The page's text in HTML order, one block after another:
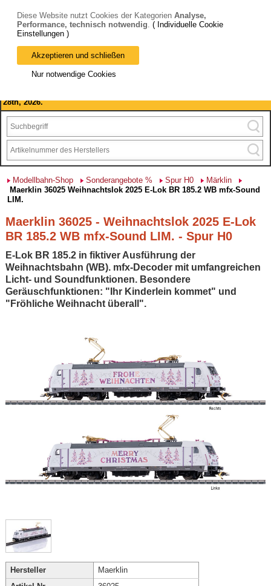
Bitte beachten Sie: wir machen Betriebsferien, vom 03. bis 28.
August 2026 haben wir geschlossen.
28th, 2026.
Modellbahn-Shop Sonderangebote % Spur H0
Märklin
Maerklin 36025 Weihnachtslok 2025 E-Lok BR 185.2 WB mfx-Sound
LIM.
Maerklin 36025 - Weihnachtslok 2025 E-Lok
BR 185.2 WB mfx-Sound LIM. - Spur H0
E-Lok BR 185.2 in fiktiver Ausführung der
Weihnachtsbahn (WB). mfx-Decoder mit umfangreichen
Licht- und Soundfunktionen. Besondere
Geräuschfunktionen: "Ihr Kinderlein kommet" und
"Fröhliche Weihnacht überall".
Hersteller
Maerklin
Diese Website nutzt Cookies der Kategorien Analyse,
Performance, technisch notwendig. ( Individuelle Cookie
Einstellungen )
Akzeptieren und schließen
Nur notwendige Cookies